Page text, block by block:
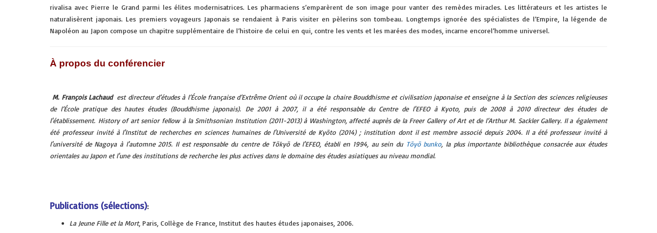
rivalisa avec Pierre le Grand parmi les élites modernisatrices. Les pharmaciens s’emparèrent de son image pour vanter des remèdes miracles. Les littérateurs et les artistes le
naturalisèrent japonais. Les premiers voyageurs Japonais se rendaient à Paris visiter en pèlerins son tombeau. Longtemps ignorée des spécialistes de l’Empire, la légende de
Napoléon au Japon compose un chapitre supplémentaire de l’histoire de celui en qui, contre les vents et les marées des modes, incarne encorel’homme universel.
À propos du conférencier
M. François Lachaud est directeur d’études à l’École française d’Extrême Orient où il occupe la chaire Bouddhisme et civilisation japonaise et enseigne à la Section des sciences religieuses
de l’École pratique des hautes études (Bouddhisme japonais). De 2001 à 2007, il a été responsable du Centre de l'EFEO à Kyoto, puis de 2008 à 2010 directeur des études de
l'établissement. History of art senior fellow à la Smithsonian Institution (2011-2013) à Washington, affecté auprès de la Freer Gallery of Art et de l’Arthur M. Sackler Gallery. Il a également
été professeur invité à l'Institut de recherches en sciences humaines de l'Université de Kyōto (2014) ; institution dont il est membre associé depuis 2004. Il a été professeur invité à
l'université de Nagoya à l'automne 2015. Il est responsable du centre de Tōkyō de l'EFEO, établi en 1994, au sein du Tōyō bunko, la plus importante bibliothèque consacrée aux études
orientales au Japon et l'une des institutions de recherche les plus actives dans le domaine des études asiatiques au niveau mondial.
Publications (sélections):
La Jeune Fille et la Mort, Paris, Collège de France, Institut des hautes études japonaises, 2006.